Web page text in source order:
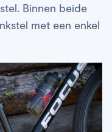
Binnen beide
met een enkel